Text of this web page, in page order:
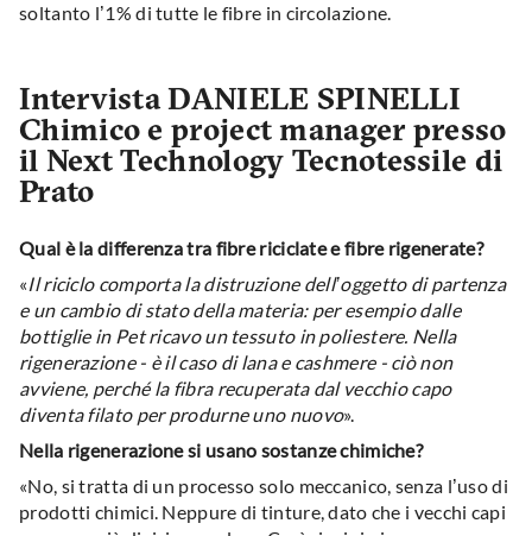
soltanto l’1% di tutte le fibre in circolazione.
Intervista DANIELE SPINELLI
Chimico e project manager presso
il Next Technology Tecnotessile di
Prato
Qual è la differenza tra fibre riciclate e fibre rigenerate?
«Il riciclo comporta la distruzione dell’oggetto di partenza
e un cambio di stato della materia: per esempio dalle
bottiglie in Pet ricavo un tessuto in poliestere. Nella
rigenerazione - è il caso di lana e cashmere - ciò non
avviene, perché la fibra recuperata dal vecchio capo
diventa filato per produrne uno nuovo».
Nella rigenerazione si usano sostanze chimiche?
«No, si tratta di un processo solo meccanico, senza l’uso di
prodotti chimici. Neppure di tinture, dato che i vecchi capi